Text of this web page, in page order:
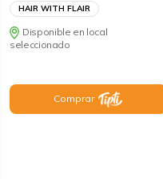
HAIR WITH FLAIR
Disponible en local
seleccionado
Comprar